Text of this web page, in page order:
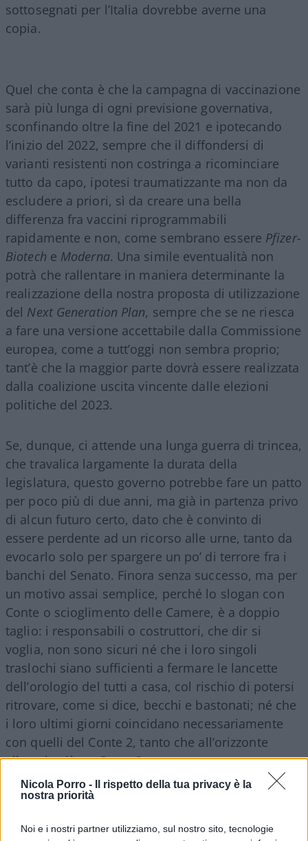
Nicola Porro -
Il rispetto della tua privacy è la
nostra priorità
Noi e i nostri partner utilizziamo, sul nostro sito, tecnologie
sottosegnati per l’Italia dovrebbe averne una
copia.
Quel che conta è che la campagna di vaccinazione
sarà più lunga di ogni previsione governativa,
sconfinando oltre la fine del 2021 e ipotecando
l’inizio del 2022, sempre che il diffondersi di
varianti resistenti non costringa a ricominciare
tutto da capo, ipotesi traumatizzante ma non da
escludere a priori, sì da creare una bella
differenza fra vaccini riprogrammabili
rapidamente e non, come sembrano essere Pfizer-
Biotech e Moderna. Una simile eventualità non
potrà che rallentare in maniera determinante la
realizzazione della nostra proposta di utilizzazione
del Next Generation Plan, sempre che se ne riesca
a fare una versione accettabile dalla Commissione
europea, come a tutt’oggi non sembra proprio;
tant’è che la maggior parte dovrà essere realizzata
dalla coalizione uscita vincente dalle elezioni
politiche del 2023.
Se, dunque, ci attende una lunga guerra di trincea,
che travalica largamente la durata della
legislatura, questo governo potrebbe fare un patto
per poco più di due anni, ma già in partenza privo
di alcun futuro certo, dato che è convinto di
essere perdente ad un ricorso alle urne, tanto da
evocarlo solo per spargere un po’ di terrore fra i
banchi del Senato. Finora senza successo, ma per
un motivo assai semplice, perché lo slogan con
Conte o scioglimento delle Camere, è a doppio
taglio: i responsabili o costruttori, che dir si
voglia, non sono sicuri né che i loro singoli
traslochi siano sufficienti a fermare le lancette
dell’orologio del tutti a casa, col rischio di potersi
ritrovare, come si dice, becchi e bastonati; né che
i loro ultimi giorni coincidano necessariamente
con quelli del Conte 2, tanto che all’orizzonte
albeggia già un Conte 3.
Quest’ultimo nella versione ormai corrente